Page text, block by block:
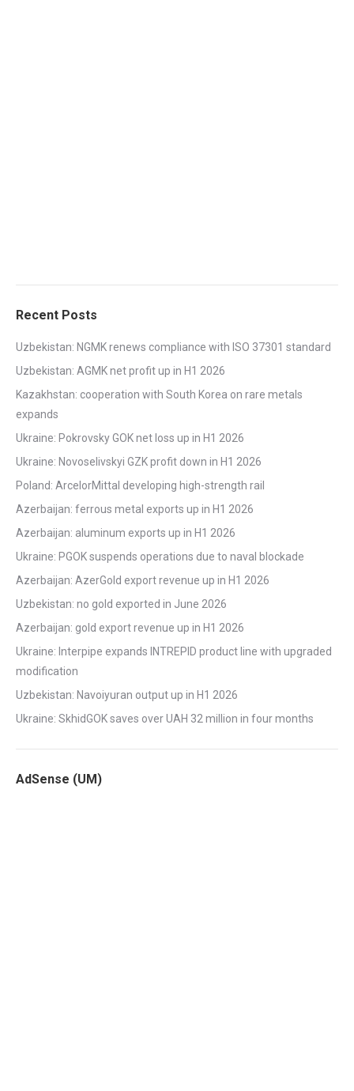
Recent Posts
Uzbekistan: NGMK renews compliance with ISO 37301 standard
Uzbekistan: AGMK net profit up in H1 2026
Kazakhstan: cooperation with South Korea on rare metals
expands
Ukraine: Pokrovsky GOK net loss up in H1 2026
Ukraine: Novoselivskyi GZK profit down in H1 2026
Poland: ArcelorMittal developing high-strength rail
Azerbaijan: ferrous metal exports up in H1 2026
Azerbaijan: aluminum exports up in H1 2026
Ukraine: PGOK suspends operations due to naval blockade
Azerbaijan: AzerGold export revenue up in H1 2026
Uzbekistan: no gold exported in June 2026
Azerbaijan: gold export revenue up in H1 2026
Ukraine: Interpipe expands INTREPID product line with upgraded
modification
Uzbekistan: Navoiyuran output up in H1 2026
Ukraine: SkhidGOK saves over UAH 32 million in four months
AdSense (UM)